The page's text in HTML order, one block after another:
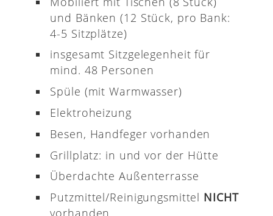
und Bänken (12 Stück, pro Bank:
4-5 Sitzplätze)
insgesamt Sitzgelegenheit für
mind. 48 Personen
Spüle (mit Warmwasser)
Elektroheizung
Besen, Handfeger vorhanden
Grillplatz: in und vor der Hütte
Überdachte Außenterrasse
Putzmittel/Reinigungsmittel NICHT
vorhanden